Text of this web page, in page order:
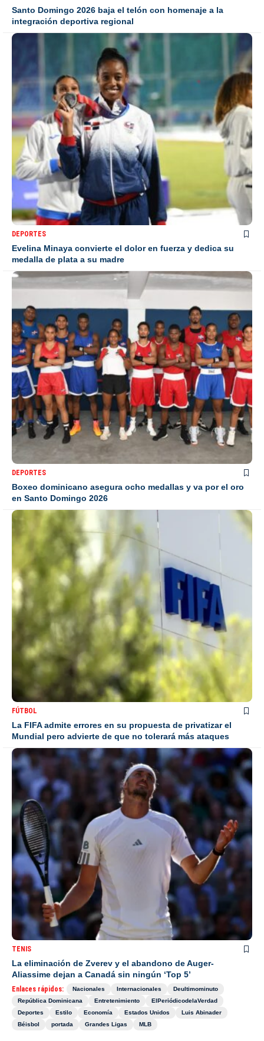
Santo Domingo 2026 baja el telón con homenaje a la
integración deportiva regional
DEPORTES
Evelina Minaya convierte el dolor en fuerza y dedica su
medalla de plata a su madre
DEPORTES
Boxeo dominicano asegura ocho medallas y va por el oro
en Santo Domingo 2026
FÚTBOL
La FIFA admite errores en su propuesta de privatizar el
Mundial pero advierte de que no tolerará más ataques
TENIS
La eliminación de Zverev y el abandono de Auger-
Aliassime dejan a Canadá sin ningún ‘Top 5’
Enlaces rápidos: Nacionales Internacionales
Deultimominuto
República Dominicana
Entretenimiento
ElPeriódicodelaVerdad
Deportes
Estilo Economía Estados Unidos
Luis Abinader
Béisbol
portada Grandes Ligas MLB